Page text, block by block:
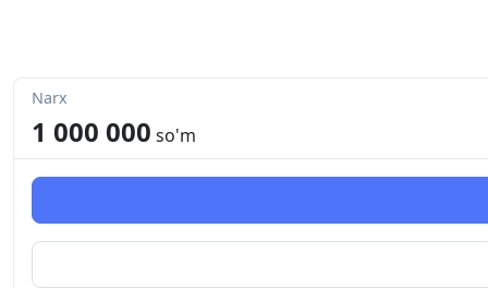
Narx
1 000 000 so'm